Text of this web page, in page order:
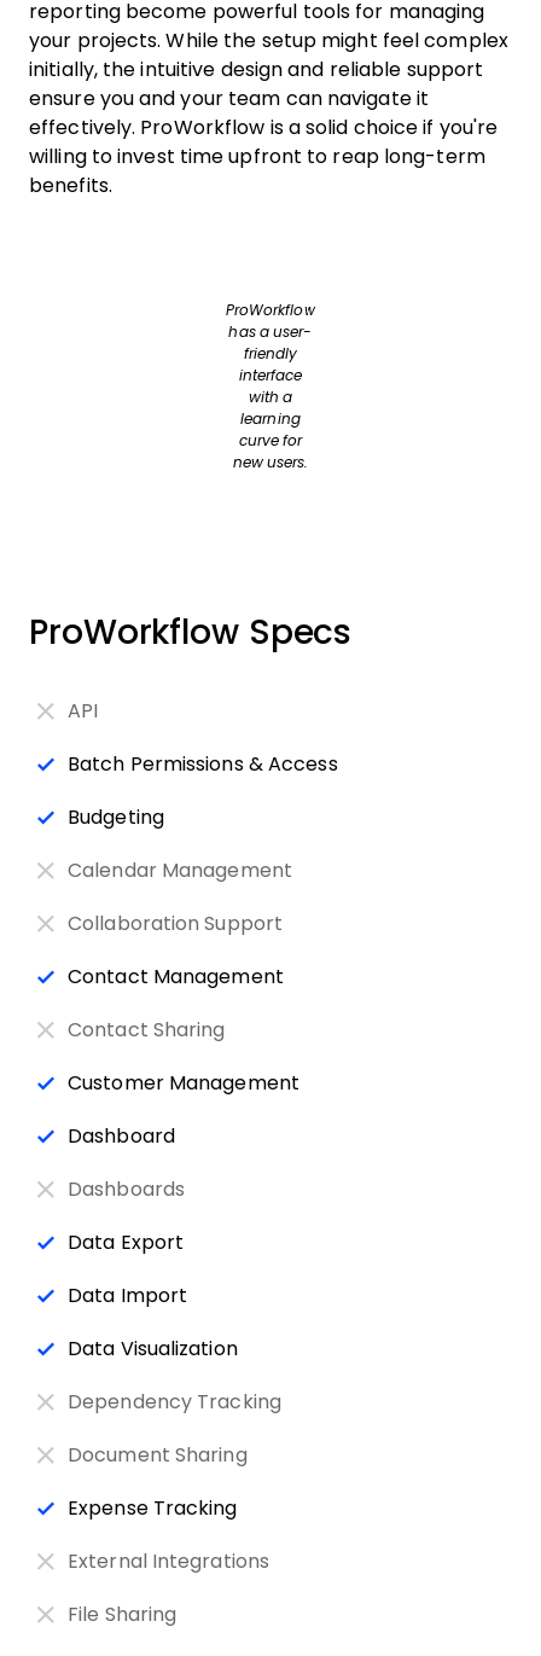
reporting become powerful tools for managing
your projects. While the setup might feel complex
initially, the intuitive design and reliable support
ensure you and your team can navigate it
effectively. ProWorkflow is a solid choice if you're
willing to invest time upfront to reap long-term
benefits.
ProWorkflow
has a user-
friendly
interface
with a
learning
curve for
new users.
ProWorkflow Specs
API
Batch Permissions & Access
Budgeting
Calendar Management
Collaboration Support
Contact Management
Contact Sharing
Customer Management
Dashboard
Dashboards
Data Export
Data Import
Data Visualization
Dependency Tracking
Document Sharing
Expense Tracking
External Integrations
File Sharing